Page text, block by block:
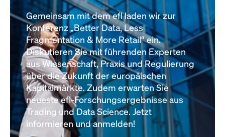
Gemeinsam mit dem efl laden wir zur
Konferenz „Better Data, Less
Fragmentation & More Retail“ ein.
Diskutieren Sie mit führenden Experten
aus Wissenschaft, Praxis und Regulierung
über die Zukunft der europäischen
Kapitalmärkte. Zudem erwarten Sie
neueste efl-Forschungsergebnisse aus
Trading und Data Science. Jetzt
informieren und anmelden!